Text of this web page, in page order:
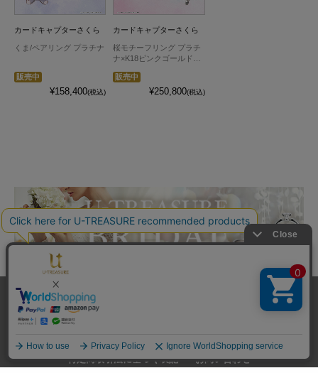
カードキャプターさくら
くま/ペアリング プラチナ
販売中
¥158,400(税込)
カードキャプターさくら
桜モチーフリング プラチ
ナ×K18ピンクゴールド
販売中
¥250,800(税込)
特定商取引法に基づく表記 お問い合わせ